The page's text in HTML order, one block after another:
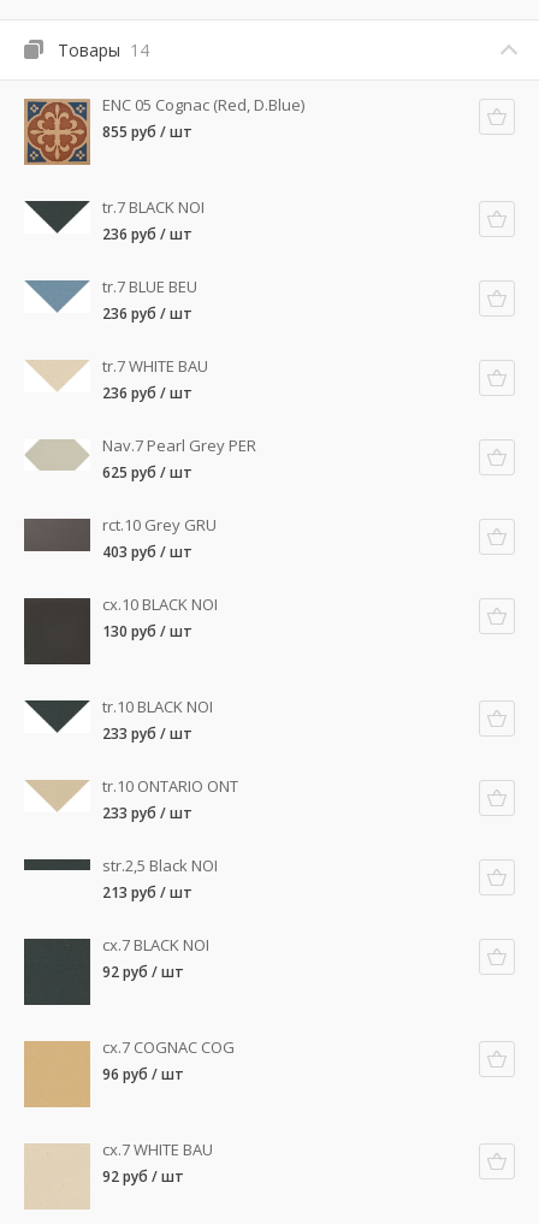
Товары 14
ENC 05 Cognac (Red, D.Blue)
855 руб / шт
tr.7 BLACK NOI
236 руб / шт
tr.7 BLUE BEU
236 руб / шт
tr.7 WHITE BAU
236 руб / шт
Nav.7 Pearl Grey PER
625 руб / шт
rct.10 Grey GRU
403 руб / шт
cx.10 BLACK NOI
130 руб / шт
tr.10 BLACK NOI
233 руб / шт
tr.10 ONTARIO ONT
233 руб / шт
str.2,5 Black NOI
213 руб / шт
cx.7 BLACK NOI
92 руб / шт
cx.7 COGNAC COG
96 руб / шт
cx.7 WHITE BAU
92 руб / шт